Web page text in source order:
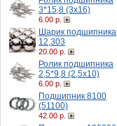
3*15,8 (3х16)
6.00 р.
Шарик подшипника
12,303
20.00 р.
Ролик подшипника
2,5*9,8 (2,5х10)
6.00 р.
Подшипник 8100
(51100)
42.00 р.